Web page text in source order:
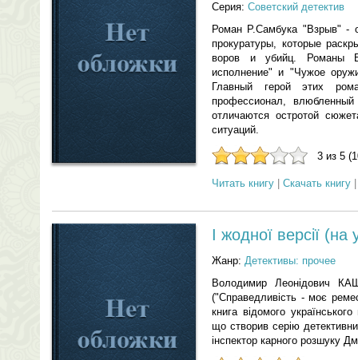
Серия: Советский детектив
Роман Р.Самбука "Взрыв" -
прокуратуры, которые
воров и убийц. Романы
исполнение" и "Чужое
Главный герой этих
профессионал,
отличаются остротой
ситуаций.
3 из 5
Читать книгу Скачать книгу
I жодної версiї (на
Жанр: Детективы: прочее
Володимир Леонiдович
("Справедливiсть - моє
книга вiдомого
що створив серiю
iнспектор карного розшуку